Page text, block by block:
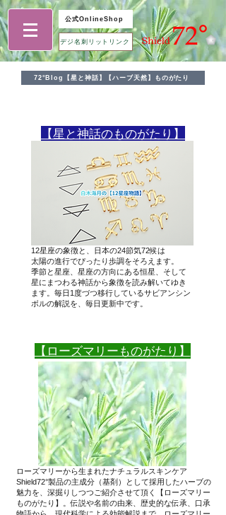
公式OnlineShop
デジ名刺リットリンク
72°Blog【星と神話】【ハーブ天然】ものがたり
​【星と神話のものがたり】
12星座の象徴と、日本の24節気72候は
太陽の進行でぴったり歩調をそろえます。
季節と星座、星座の方向にある恒星、そして
星にまつわる神話から象徴を読み解いてゆき
ます。毎日1度づつ移行しているサビアンシン
ボルの解説を、毎日更新中です。
​【ローズマリーものがたり】
ローズマリーから生まれたナチュラルスキンケア
Shield72°製品の主成分（基剤）として採用したハーブの
魅力を、深掘りしつつご紹介させて頂く【ローズマリー
ものがたり】。伝説や名前の由来、歴史的な伝承、口承